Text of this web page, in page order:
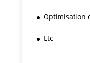
Optimisation
Etc